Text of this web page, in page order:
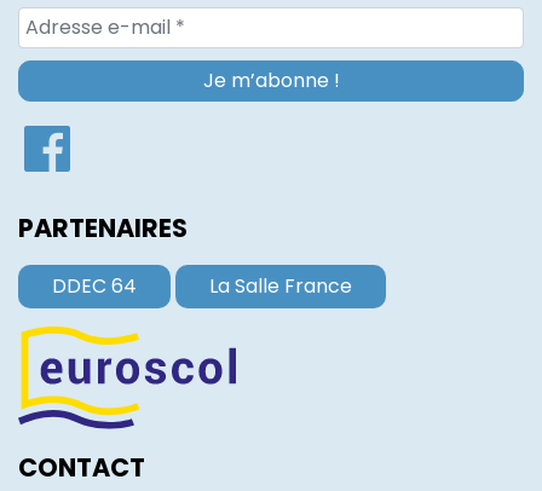
PARTENAIRES
DDEC 64 La Salle France
CONTACT